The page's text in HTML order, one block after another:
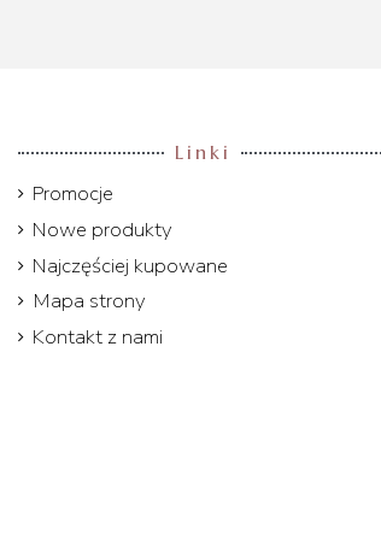
Linki
Promocje
Nowe produkty
Najczęściej kupowane
Mapa strony
Kontakt z nami